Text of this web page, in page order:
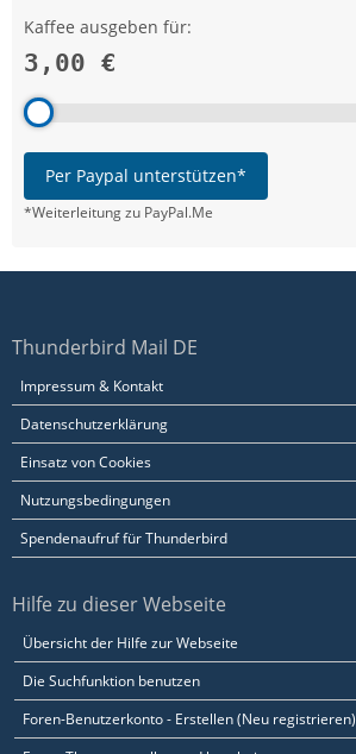
Kaffee ausgeben für:
3,00 €
Per Paypal unterstützen*
*Weiterleitung zu PayPal.Me
Thunderbird Mail DE
Impressum & Kontakt
Datenschutzerklärung
Einsatz von Cookies
Nutzungsbedingungen
Spendenaufruf für Thunderbird
Hilfe zu dieser Webseite
Übersicht der Hilfe zur Webseite
Die Suchfunktion benutzen
Foren-Benutzerkonto - Erstellen (Neu registrieren)